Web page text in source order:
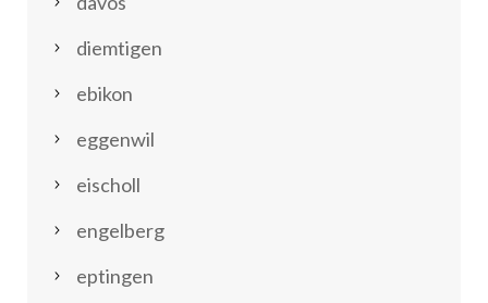
diemtigen
ebikon
eggenwil
eischoll
engelberg
eptingen